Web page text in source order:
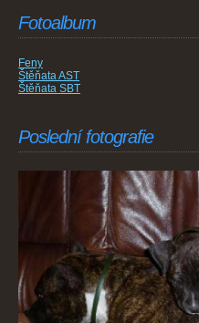
Fotoalbum
Feny
Štěňata AST
Štěňata SBT
Poslední fotografie